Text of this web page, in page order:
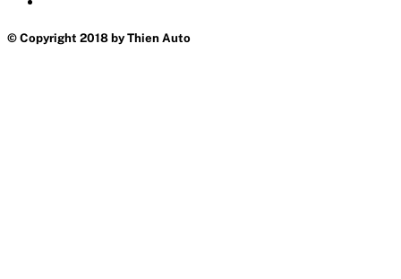
© Copyright 2018 by Thien Auto